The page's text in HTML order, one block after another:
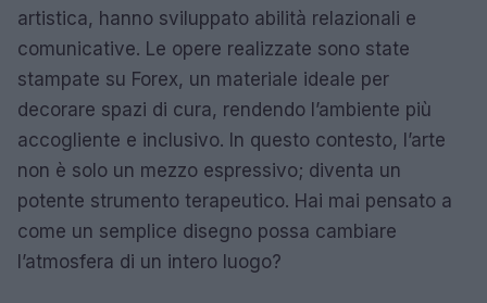
artistica, hanno sviluppato abilità relazionali e
comunicative. Le opere realizzate sono state
stampate su Forex, un materiale ideale per
decorare spazi di cura, rendendo l’ambiente più
accogliente e inclusivo. In questo contesto, l’arte
non è solo un mezzo espressivo; diventa un
potente strumento terapeutico. Hai mai pensato a
come un semplice disegno possa cambiare
l’atmosfera di un intero luogo?